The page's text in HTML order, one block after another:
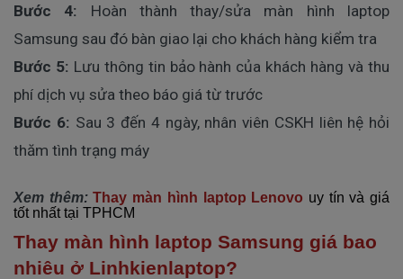
Bước 4: Hoàn thành thay/sửa màn hình laptop
Samsung sau đó bàn giao lại cho khách hàng kiểm tra
Bước 5: Lưu thông tin bảo hành của khách hàng và thu
phí dịch vụ sửa theo báo giá từ trước
Bước 6: Sau 3 đến 4 ngày, nhân viên CSKH liên hệ hỏi
thăm tình trạng máy
Xem thêm:Thay màn hình laptop Lenovo uy tín và giá
tốt nhất tại TPHCM
Thay màn hình laptop Samsung giá bao
nhiêu ở Linhkienlaptop?